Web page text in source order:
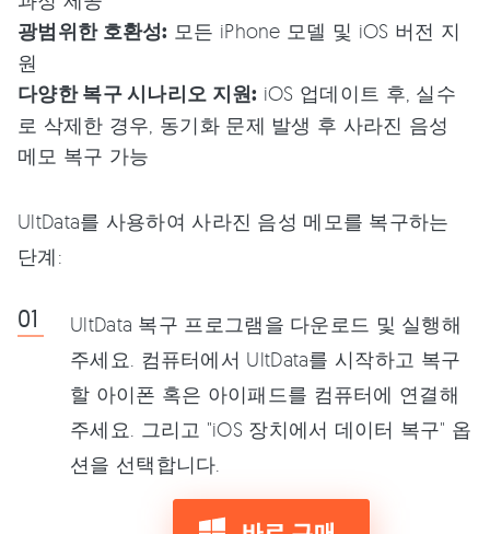
광범위한 호환성: 모든 iPhone 모델 및 iOS 버전 지
원
다양한 복구 시나리오 지원: iOS 업데이트 후, 실수
로 삭제한 경우, 동기화 문제 발생 후 사라진 음성
메모 복구 가능
UltData를 사용하여 사라진 음성 메모를 복구하는
단계:
UltData 복구 프로그램을 다운로드 및 실행해
주세요. 컴퓨터에서 UltData를 시작하고 복구
할 아이폰 혹은 아이패드를 컴퓨터에 연결해
주세요. 그리고 "iOS 장치에서 데이터 복구" 옵
션을 선택합니다.